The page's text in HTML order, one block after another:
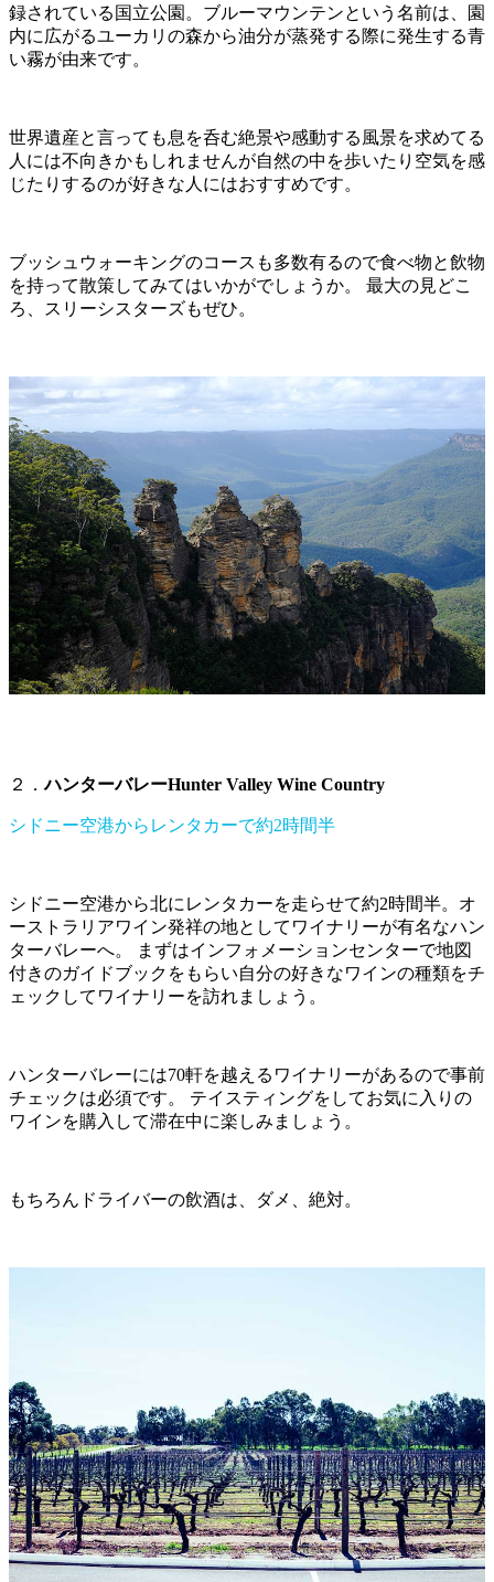
録されている国立公園。ブルーマウンテンという名前は、園
内に広がるユーカリの森から油分が蒸発する際に発生する青
い霧が由来です。
世界遺産と言っても息を呑む絶景や感動する風景を求めてる
人には不向きかもしれませんが自然の中を歩いたり空気を感
じたりするのが好きな人にはおすすめです。
ブッシュウォーキングのコースも多数有るので食べ物と飲物
を持って散策してみてはいかがでしょうか。 最大の見どこ
ろ、スリーシスターズもぜひ。
２．ハンターバレーHunter Valley Wine Country
シドニー空港からレンタカーで約2時間半
シドニー空港から北にレンタカーを走らせて約2時間半。オ
ーストラリアワイン発祥の地としてワイナリーが有名なハン
ターバレーへ。 まずはインフォメーションセンターで地図
付きのガイドブックをもらい自分の好きなワインの種類をチ
ェックしてワイナリーを訪れましょう。
ハンターバレーには70軒を越えるワイナリーがあるので事前
チェックは必須です。 テイスティングをしてお気に入りの
ワインを購入して滞在中に楽しみましょう。
もちろんドライバーの飲酒は、ダメ、絶対。